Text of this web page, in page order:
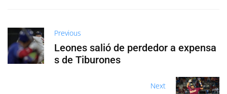
Previous
Leones salió de perdedor a expensa
s de Tiburones
Next